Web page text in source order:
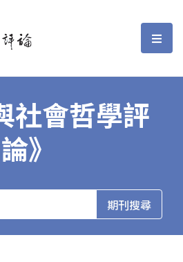
評論 選
社會哲學評
論》